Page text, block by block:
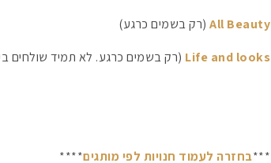
All Beauty (רק בשמים כרגע)
Life and looks (רק בשמים כרגע. לא תמיד שולחים
***בחזרה לעמוד חנויות לפי מותגים****